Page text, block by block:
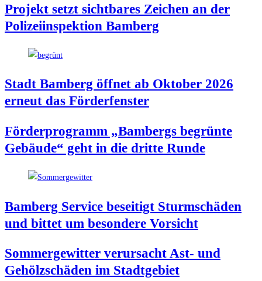
Pro­jekt setzt sicht­ba­res Zei­chen an der
Poli­zei­in­spek­ti­on Bamberg
Stadt Bam­berg öff­net ab Okto­ber 2026
erneut das Förderfenster
För­der­pro­gramm „Bam­bergs begrün­te
Gebäu­de“ geht in die drit­te Runde
Bam­berg Ser­vice besei­tigt Sturm­schä­den
und bit­tet um beson­de­re Vorsicht
Som­mer­ge­wit­ter ver­ur­sacht Ast- und
Gehölz­schä­den im Stadtgebiet